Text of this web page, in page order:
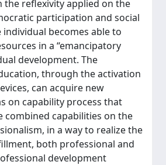
the reflexivity applied on the
participation and social
becomes able to
in a “emancipatory
development. The
through the activation
can acquire new
on capability process that
combined capabilities on the
in a way to realize the
both professional and
development